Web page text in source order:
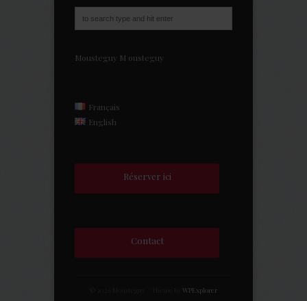
Mousteguy M ousteguy
Français
English
Réserver ici
Contact
WPExplorer